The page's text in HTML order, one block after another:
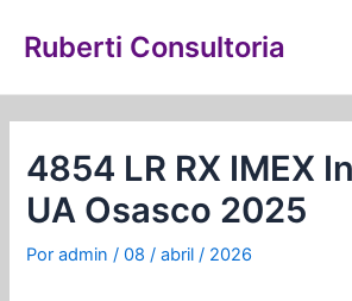
para
conteúdo
Ruberti Consultoria
4854 LR RX IMEX
UA Osasco 2025
Poradmin/08 / abril / 2026
de